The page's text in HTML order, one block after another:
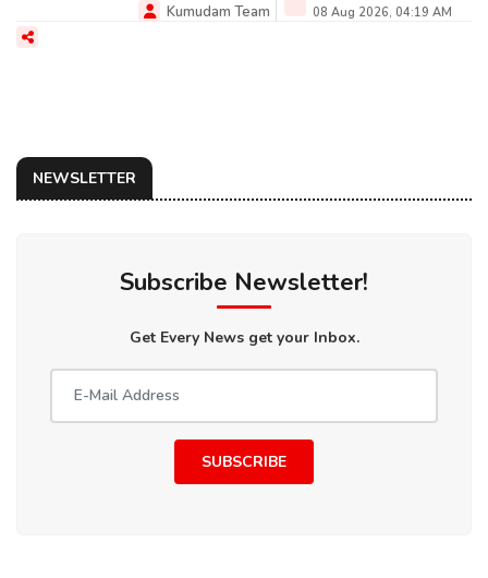
Kumudam Team 08 Aug 2026, 04:19 AM
NEWSLETTER
Subscribe Newsletter!
Get Every News get your Inbox.
SUBSCRIBE